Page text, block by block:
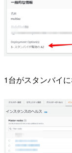
1台がスタンバイ